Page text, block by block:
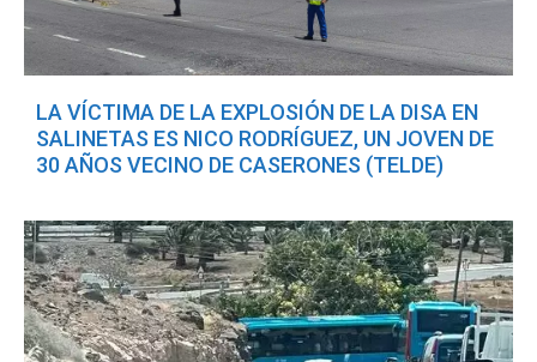
LA VÍCTIMA DE LA EXPLOSIÓN DE LA DISA EN
SALINETAS ES NICO RODRÍGUEZ, UN JOVEN DE
30 AÑOS VECINO DE CASERONES (TELDE)